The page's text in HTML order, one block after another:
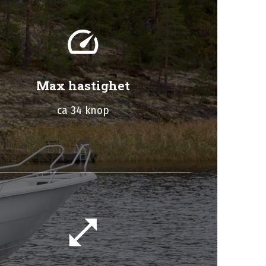
speed
Max hastighet
ca 34 knop
open_in_full